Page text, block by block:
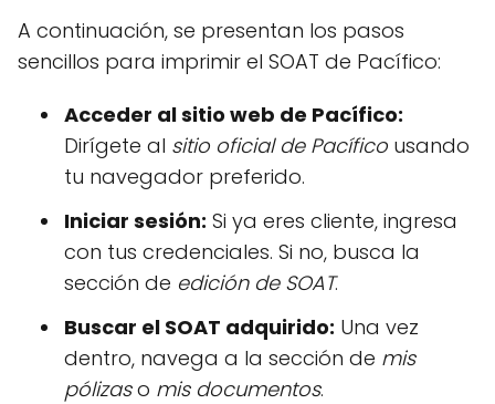
A continuación, se presentan los pasos
sencillos para imprimir el SOAT de Pacífico:
Acceder al sitio web de Pacífico:
Dirígete al sitio oficial de Pacífico usando
tu navegador preferido.
Iniciar sesión: Si ya eres cliente, ingresa
con tus credenciales. Si no, busca la
sección de edición de SOAT.
Buscar el SOAT adquirido: Una vez
dentro, navega a la sección de mis
pólizaso mis documentos.